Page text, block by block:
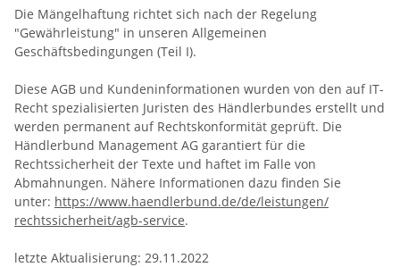
Die Mängelhaftung richtet sich nach der Regelung
"Gewährleistung" in unseren Allgemeinen
Geschäftsbedingungen (Teil I).
Diese AGB und Kundeninformationen wurden von den auf IT-
Recht spezialisierten Juristen des Händlerbundes erstellt und
werden permanent auf Rechtskonformität geprüft. Die
Händlerbund Management AG garantiert für die
Rechtssicherheit der Texte und haftet im Falle von
Abmahnungen. Nähere Informationen dazu finden Sie
unter: https://www.haendlerbund.de/de/leistungen/
rechtssicherheit/agb-service.
letzte Aktualisierung: 29.11.2022